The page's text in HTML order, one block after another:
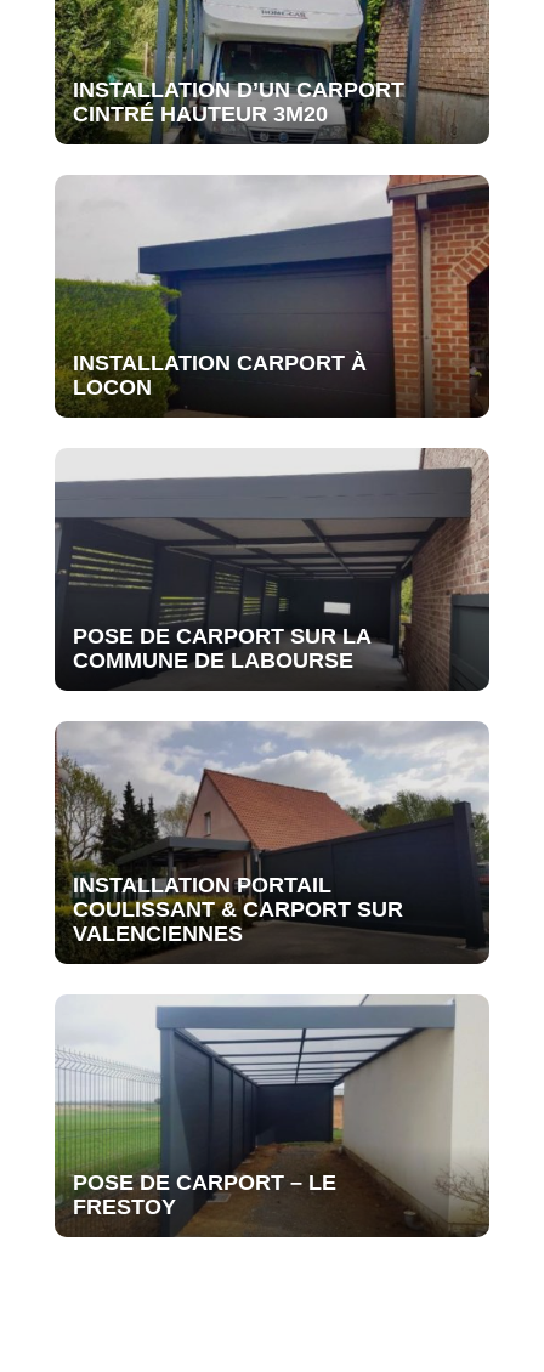
INSTALLATION D’UN CARPORT
CINTRÉ HAUTEUR 3M20
INSTALLATION CARPORT À
LOCON
POSE DE CARPORT SUR LA
COMMUNE DE LABOURSE
INSTALLATION PORTAIL
COULISSANT & CARPORT SUR
VALENCIENNES
POSE DE CARPORT – LE
FRESTOY